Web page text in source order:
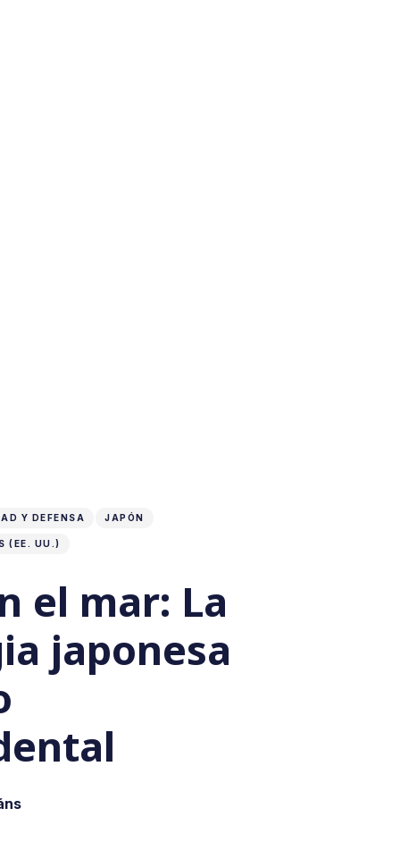
Y DEFENSA JAPÓN
(EE. UU.)
el mar: La
japonesa